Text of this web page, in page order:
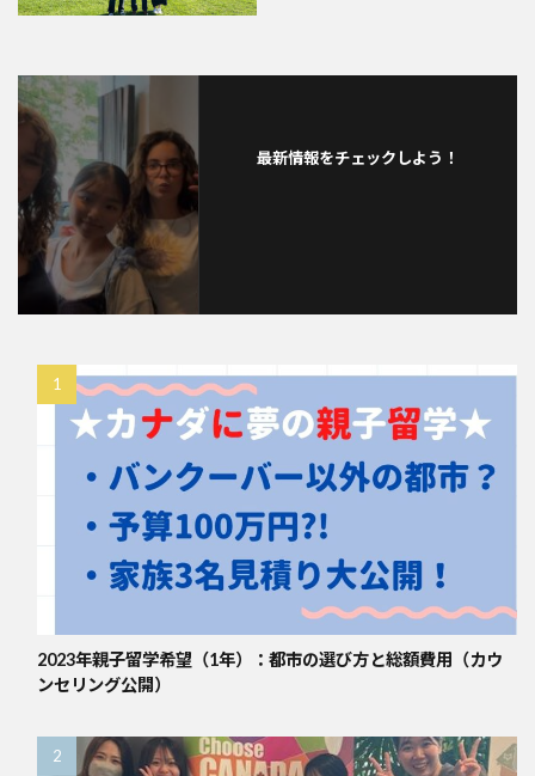
最新情報をチェックしよう！
2023年親子留学希望（1年）：都市の選び方と総額費用（カウ
ンセリング公開）